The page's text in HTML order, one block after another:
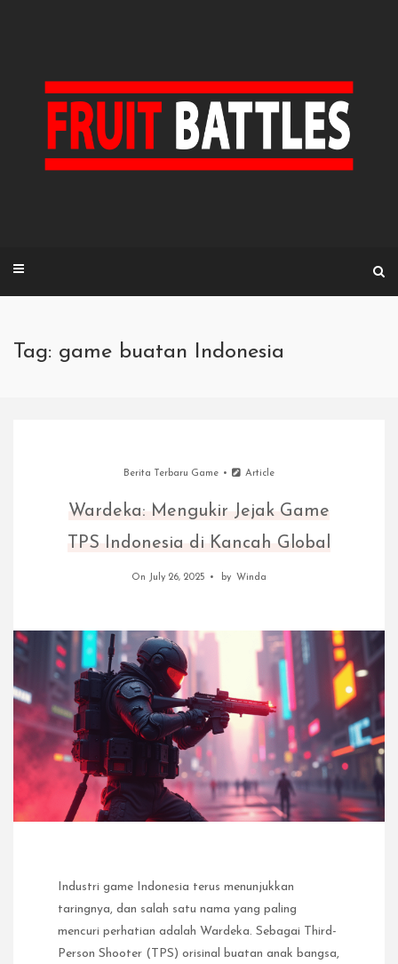
Tag: game buatan Indonesia
Berita Terbaru Game Article
Wardeka: Mengukir Jejak Game
TPS Indonesia di Kancah Global
On July 26, 2025 by Winda
Industri game Indonesia terus menunjukkan
taringnya, dan salah satu nama yang paling
mencuri perhatian adalah Wardeka. Sebagai Third-
Person Shooter (TPS) orisinal buatan anak bangsa,